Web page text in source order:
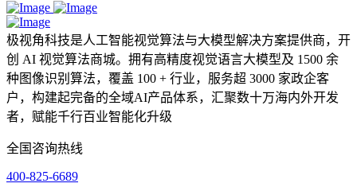
极视角科技是人工智能视觉算法与大模型解决方案提供商，开
创 AI 视觉算法商城。拥有高精度视觉语言大模型及 1500 余
种图像识别算法，覆盖 100 + 行业，服务超 3000 家政企客
户，构建起完备的全域AI产品体系，汇聚数十万海内外开发
者，赋能千行百业智能化升级
全国咨询热线
400-825-6689